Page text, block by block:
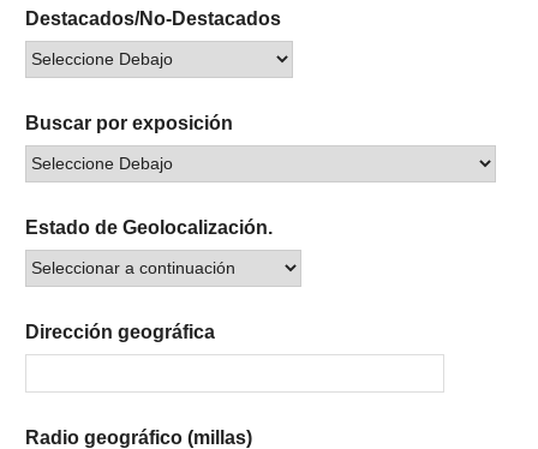
Destacados/No-Destacados
Buscar por exposición
Estado de Geolocalización.
Dirección geográfica
Radio geográfico (millas)